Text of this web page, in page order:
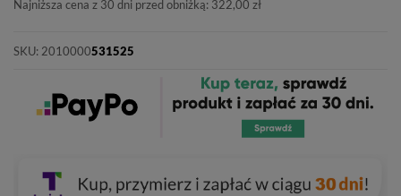
Najniższa cena z 30 dni przed obniżką: 322,00 zł
SKU: 2010000531525